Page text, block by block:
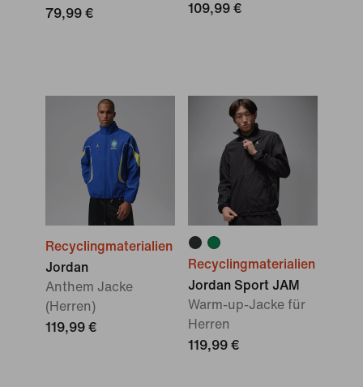
79,99 €
109,99 €
Recyclingmaterialien
Jordan
Anthem Jacke
(Herren)
119,99 €
Recyclingmaterialien
Jordan Sport JAM
Warm-up-Jacke für
Herren
119,99 €